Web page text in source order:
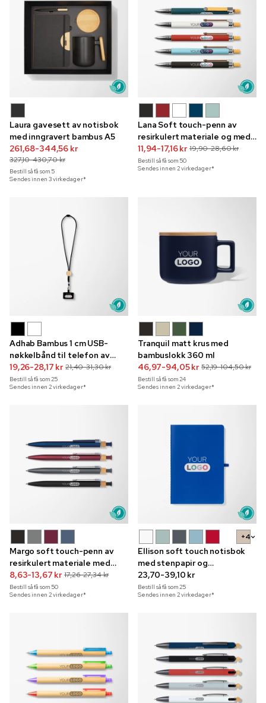
Laura gavesett av notisbok
med inngravert bambus A5
261,68-344,56 kr
327,10-430,70 kr
Bestill så få som 5
Sendes innen 3 virkedager*
Lana Soft touch-penn av
resirkulert materiale og med
gravering i fullfargetrykk
11,94-17,16 kr 19,90-28,60 kr
Bestill så få som 50
Sendes innen 2 virkedager*
Adhab Bambus 1 cm USB-
nøkkelbånd til telefon av
resirkulert materiale med
fullfargetrykk og klips
19,26-28,17 kr 21,40-31,30 kr
Bestill så få som25
Sendes innen 2 virkedager*
Tranquil matt krus med
bambuslokk 360 ml
46,97-94,05 kr 52,19-104,50 kr
Bestill så få som24
Sendes innen 2 virkedager*
Margo soft touch-penn av
resirkulert materiale med
gravering
8,63-13,67 kr 17,26-27,34 kr
Bestill så få som 50
Sendes innen 2 virkedager*
+4
Ellison soft touch notisbok
med stenpapir og
fullfargetrykk A5
23,70-39,10 kr
Bestill så få som25
Sendes innen 2 virkedager*